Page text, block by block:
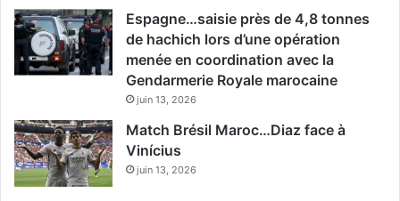
Espagne…saisie près de 4,8 tonnes
de hachich lors d’une opération
menée en coordination avec la
Gendarmerie Royale marocaine
juin 13, 2026
Match Brésil Maroc…Diaz face à
Vinícius
juin 13, 2026